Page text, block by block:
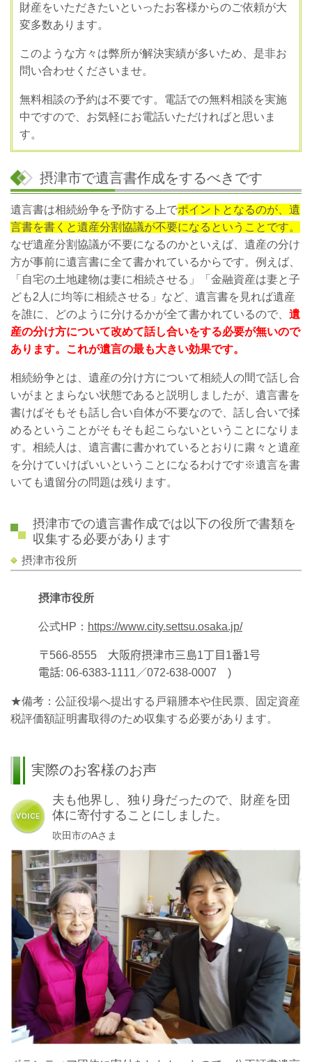
財産をいただきたいといったお客様からのご依頼が大
変多数あります。
このような方々は弊所が解決実績が多いため、是非お
問い合わせくださいませ。
無料相談の予約は不要です。電話での無料相談を実施
中ですので、お気軽にお電話いただければと思いま
す。
摂津市で遺言書作成をするべきです
遺言書は相続紛争を予防する上でポイントとなるのが、遺
言書を書くと遺産分割協議が不要になるということです。
なぜ遺産分割協議が不要になるのかといえば、遺産の分け
方が事前に遺言書に全て書かれているからです。例えば、
「自宅の土地建物は妻に相続させる」「金融資産は妻と子
ども2人に均等に相続させる」など、遺言書を見れば遺産
を誰に、どのように分けるかが全て書かれているので、 遺
産の分け方について改めて話し合いをする必要が無いので
あります。これが遺言の最も大きい効果です。
相続紛争とは、遺産の分け方について相続人の間で話し合
いがまとまらない状態であると説明しましたが、遺言書を
書けばそもそも話し合い自体が不要なので、話し合いで揉
めるということがそもそも起こらないということになりま
す。相続人は、遺言書に書かれているとおりに粛々と遺産
を分けていけばいいということになるわけです※遺言を書
いても遺留分の問題は残ります。
摂津市での遺言書作成では以下の役所で書類を
収集する必要があります
摂津市役所
摂津市役所
公式HP ： https://www.city.settsu.osaka.jp/
〒566-8555 大阪府摂津市三島1丁目 1番1号
電話: 06-6383-1111 ／072-638-0007 )
★備考：公証役場へ提出する戸籍謄本や住民票、固定資産
税評価額証明書取得のため収集する必要があります。
実際のお客様のお声
夫も他界し、独り身だったので、財産を団
体に寄付することにしました。
吹田市のAさま